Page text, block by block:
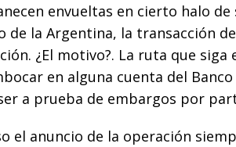
envueltas en cierto halo
de la Argentina, la transacción
¿El motivo?. La ruta que siga
en alguna cuenta del
a prueba de embargos por
el anuncio de la operación